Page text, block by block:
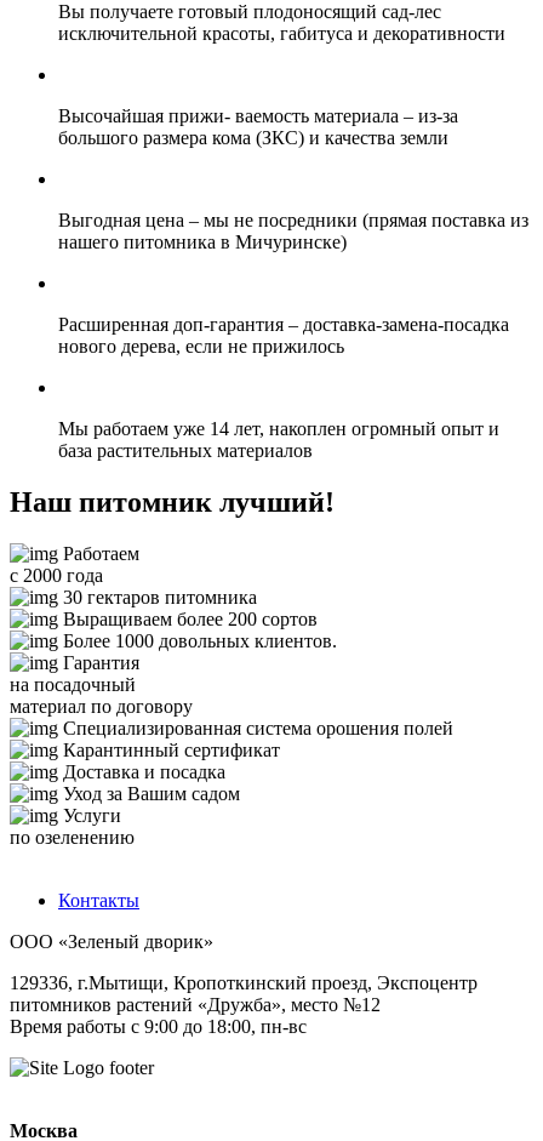
Вы получаете готовый плодоносящий сад-лес
исключительной красоты, габитуса и декоративности
Высочайшая прижи- ваемость материала – из-за
большого размера кома (ЗКС) и качества земли
Выгодная цена – мы не посредники (прямая поставка из
нашего питомника в Мичуринске)
Расширенная доп-гарантия – доставка-замена-посадка
нового дерева, если не прижилось
Мы работаем уже 14 лет, накоплен огромный опыт и
база растительных материалов
Наш питомник лучший!
Работаем
с 2000 года
30 гектаров питомника
Выращиваем более 200 сортов
Более 1000 довольных клиентов.
Гарантия
на посадочный
материал по договору
Специализированная система орошения полей
Карантинный сертификат
Доставка и посадка
Уход за Вашим садом
Услуги
по озеленению
Контакты
ООО «Зеленый дворик»
129336, г.Мытищи, Кропоткинский проезд, Экспоцентр
питомников растений «Дружба», место №12
Время работы с 9:00 до 18:00, пн-вс
Москва